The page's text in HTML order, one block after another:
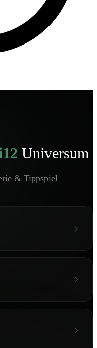
Universum
& Tippspiel